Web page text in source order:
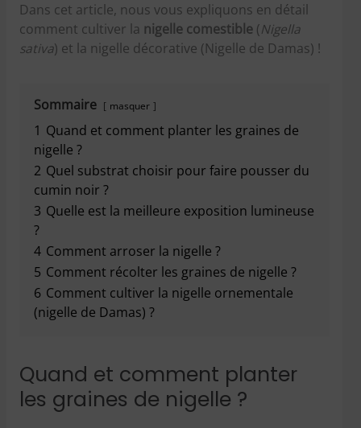
Dans cet article, nous vous expliquons en détail
comment cultiver la nigelle comestible (Nigella
sativa) et la nigelle décorative (Nigelle de Damas) !
Sommaire masquer
1 Quand et comment planter les graines de
nigelle ?
2 Quel substrat choisir pour faire pousser du
cumin noir ?
3 Quelle est la meilleure exposition lumineuse
?
4 Comment arroser la nigelle ?
5 Comment récolter les graines de nigelle ?
6 Comment cultiver la nigelle ornementale
(nigelle de Damas) ?
Quand et comment planter
les graines de nigelle ?